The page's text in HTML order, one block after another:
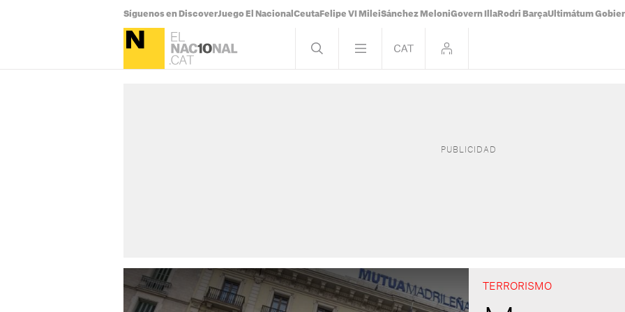
Síguenos en DiscoverJuego El Nacional Ceuta Felipe VI MileiSánchez MeloniGovern Illa Rodri BarçaUltimátum
TERRORISMO